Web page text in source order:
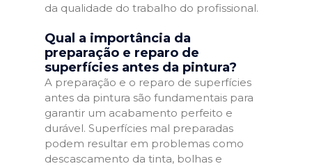
da qualidade do trabalho do profissional.
Qual a importância da
preparação e reparo de
superfícies antes da pintura?
A preparação e o reparo de superfícies
antes da pintura são fundamentais para
garantir um acabamento perfeito e
durável. Superfícies mal preparadas
podem resultar em problemas como
descascamento da tinta, bolhas e